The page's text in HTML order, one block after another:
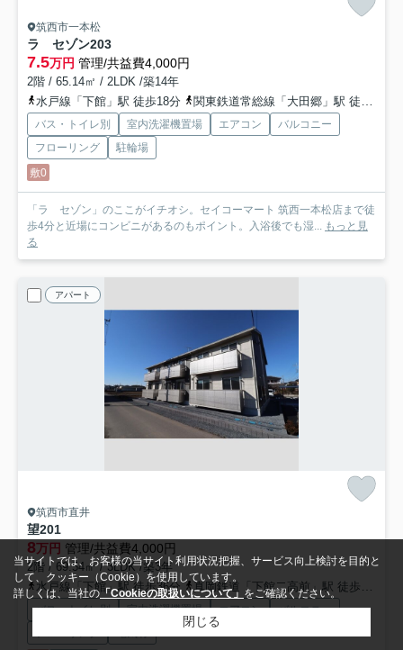
筑西市一本松
ラ セゾン203
7.5万円 管理/共益費4,000円
2階 / 65.14㎡ / 2LDK /築14年
水戸線「下館」駅 徒歩18分
関東鉄道常総線「大田郷」駅 徒歩34分
バス・トイレ別 室内洗濯機置場 エアコン
バルコニー
フローリング
駐輪場
敷0
「ラ セゾン」のここがイチオシ。セイコーマート 筑西一本松店まで徒
歩4分と近場にコンビニがあるのもポイント。入浴後でも湿... もっと見
る
アパート
筑西市直井
望201
8万円 管理/共益費4,000円
2階 / 69.54㎡ / 3LDK /築3年
水戸線「下館」駅 徒歩36分
真岡鉄道「下館二高前」駅 徒歩41分
バス・トイレ別 室内洗濯機置場 エアコン
バルコニー
当サイトでは、お客様の当サイト利用状況把握、サービス向上検討を目的と
して、クッキー（Cookie）を使用しています。
詳しくは、当社の「Cookieの取扱いについて」 をご確認ください。
閉じる